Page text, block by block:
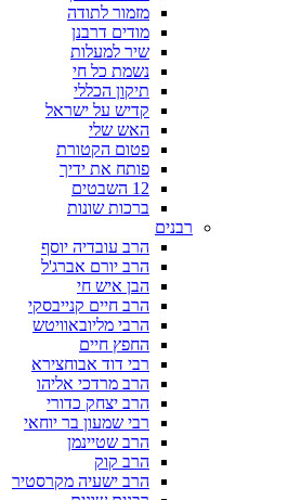
מזמור לתודה
מודים דרבנן
שיר למעלות
נשמת כל חי
תיקון הכללי
קדיש על ישראל
האש שלי
פטום הקטורת
פותח את ידיך
12 השבטים
ברכות שונות
רבנים
הרב עובדיה יוסף
הרב יורם אברג'ל
הבן איש חי
הרב חיים קנייבסקי
הרבי מליובאוויטש
החפץ חיים
רבי דוד אבוחצירא
הרב מרדכי אליהו
הרב יצחק כדורי
רבי שמעון בר יוחאי
הרב שטיינמן
הרב קוק
הרב ישעיה מקרסטיר